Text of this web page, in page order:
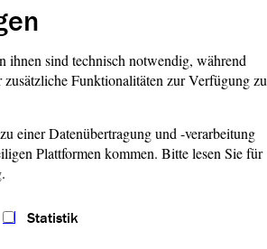
Abschluss der
bitte dem
ihnen sind technisch notwendig, während
zusätzliche Funktionalitäten zur Verfügung zu
einer Datenübertragung und -verarbeitung
Plattformen kommen. Bitte lesen Sie für
Statistik